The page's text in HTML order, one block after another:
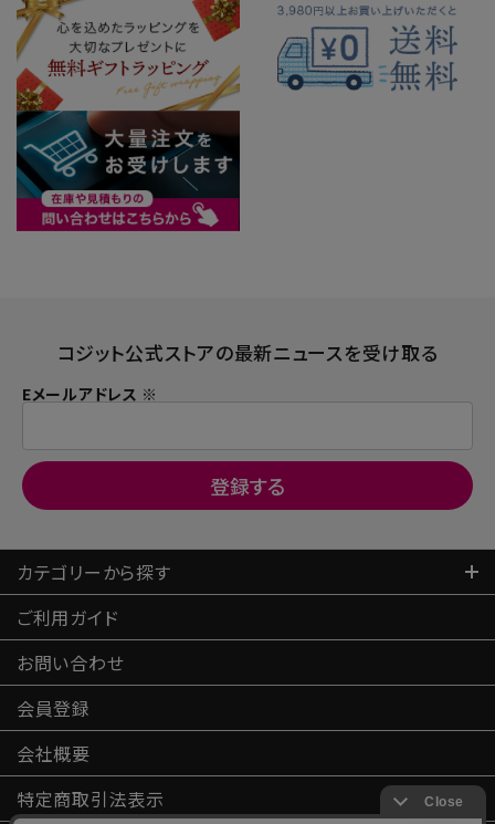
コジット公式ストアの最新ニュースを受け取る
Eメールアドレス ※
カテゴリーから探す
ご利用ガイド
お問い合わせ
会員登録
会社概要
特定商取引法表示